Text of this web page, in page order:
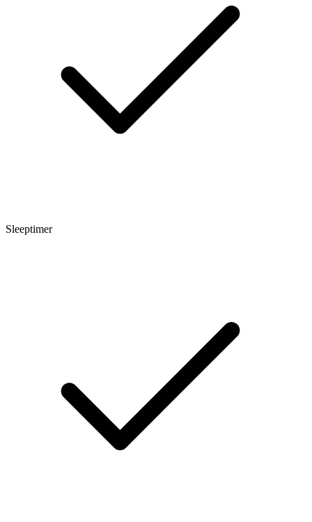
Sleeptimer